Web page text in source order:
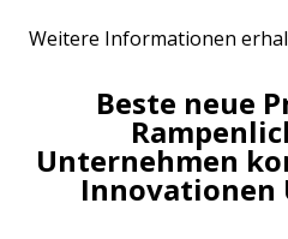
Weitere Informationen
Beste neue
Unternehmen
Innovationen